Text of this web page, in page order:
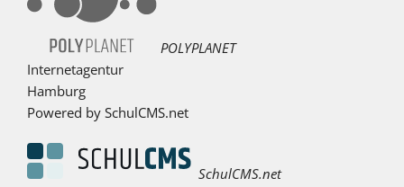
POLYPLANET
Internetagentur
Hamburg
Powered by SchulCMS.net
SchulCMS.net